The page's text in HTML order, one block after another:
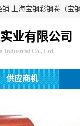
业有限公司
Industrial Co., Ltd.
供应商机